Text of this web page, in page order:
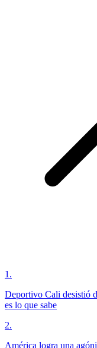
1 .
Deportivo Cali desistió
es lo que sabe
2.
América logra una